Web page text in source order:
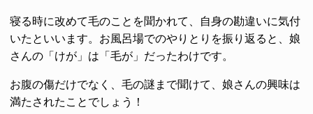
寝る時に改めて毛のことを聞かれて、自身の勘違いに気付
いたといいます。お風呂場でのやりとりを振り返ると、娘
さんの「けが」は「毛が」だったわけです。
お腹の傷だけでなく、毛の謎まで聞けて、娘さんの興味は
満たされたことでしょう！